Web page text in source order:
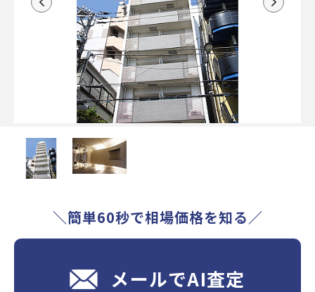
＼簡単60秒で相場価格を知る／
メールでAI査定